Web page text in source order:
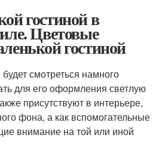
гостиной в
Цветовые
гостиной
смотреться намного
для его оформления светлую
присутствуют в интерьере,
фона, а как вспомогательные
внимание на той или иной